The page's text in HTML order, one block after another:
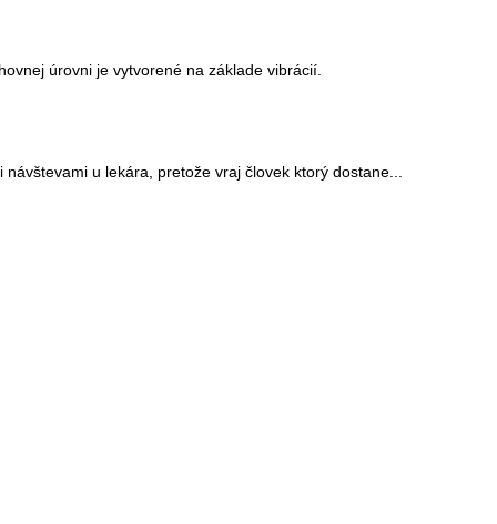
úrovni je vytvorené na základe vibrácií.
u lekára, pretože vraj človek ktorý dostane...